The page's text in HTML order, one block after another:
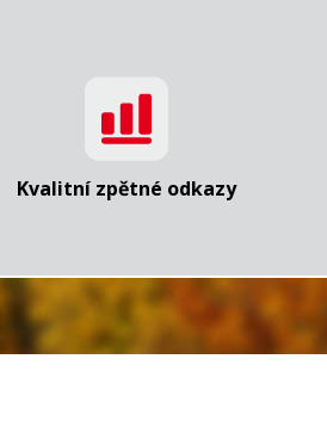
Kvalitní zpětné odkazy